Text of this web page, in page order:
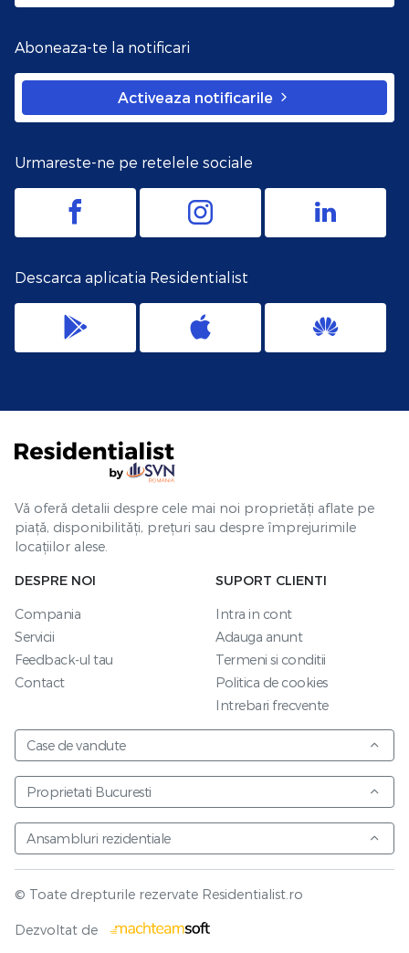
Vezi harta
Aboneaza-te la notificari
Activeaza notificarile
Urmareste-ne pe retelele sociale
Descarca aplicatia Residentialist
Vă oferă detalii despre cele mai noi proprietăți aflate pe
piață, disponibilități, prețuri sau despre împrejurimile
locațiilor alese.
DESPRE NOI
Compania
Servicii
Feedback-ul tau
Contact
SUPORT CLIENTI
Intra in cont
Adauga anunt
Termeni si conditii
Politica de cookies
Intrebari frecvente
Case de vandute
Proprietati Bucuresti
Ansambluri rezidentiale
© Toate drepturile rezervate Residentialist.ro
Dezvoltat de